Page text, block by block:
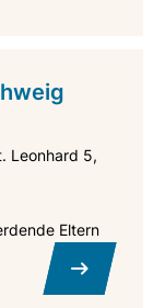
Leonhard 5
Eltern